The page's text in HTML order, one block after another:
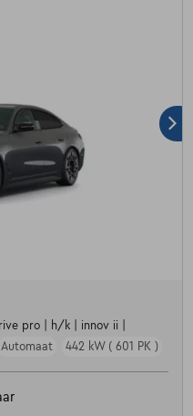
pro | h/k | innov ii |
Automaat 442 kW ( 601 PK )